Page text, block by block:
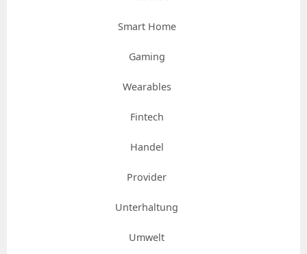
Smart Home
Gaming
Wearables
Fintech
Handel
Provider
Unterhaltung
Umwelt